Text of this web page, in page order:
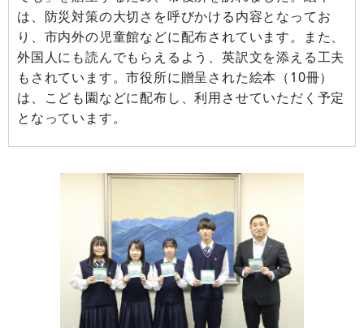
は、防災対策の大切さを呼びかける内容となってお
り、市内外の児童館などに配布されています。また、
外国人にも読んでもらえるよう、英訳文を添える工夫
もされています。市役所に贈呈された絵本（10冊）
は、こども園などに配布し、利用させていただく予定
となっています。